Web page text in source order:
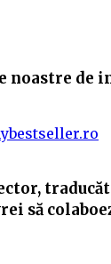
noastre de
să